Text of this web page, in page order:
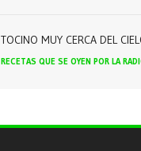
TOCINO MUY CERCA DEL
RECETAS QUE SE OYEN POR LA